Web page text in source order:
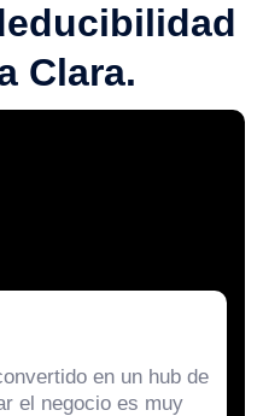
Clara.
en un hub de
el negocio es muy